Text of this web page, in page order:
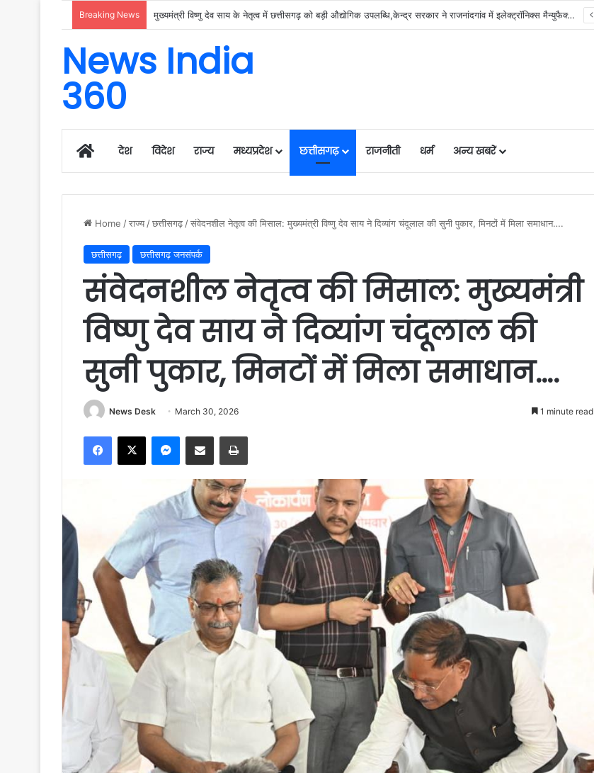
Breaking News योजना, आर्थिक एवं सांख्यिकी विभाग और आईआईएम रायपुर के बीच एमओयू सुशासन, नीति निर्माण और साक्ष्य-आधारित निर्णय प्रणाली को मिलेगा बढ़ावा….
News India
360
Homeदेश विदेश राज्य मध्यप्रदेश छत्तीसगढ़ राजनीती धर्म अन्य खबरें
Home /राज्य /छत्तीसगढ़ /संवेदनशील नेतृत्व की मिसाल: मुख्यमंत्री विष्णु देव साय ने दिव्यांग चंदूलाल की सुनी पुकार, मिनटों में मिला समाधान….
छत्तीसगढ़ छत्तीसगढ़ जनसंपर्क
संवेदनशील नेतृत्व की मिसाल: मुख्यमंत्री
विष्णु देव साय ने दिव्यांग चंदूलाल की
सुनी पुकार, मिनटों में मिला समाधान….
News Desk March 30, 2026 1 minute read
Facebook
X Messenger
Share via Email Print